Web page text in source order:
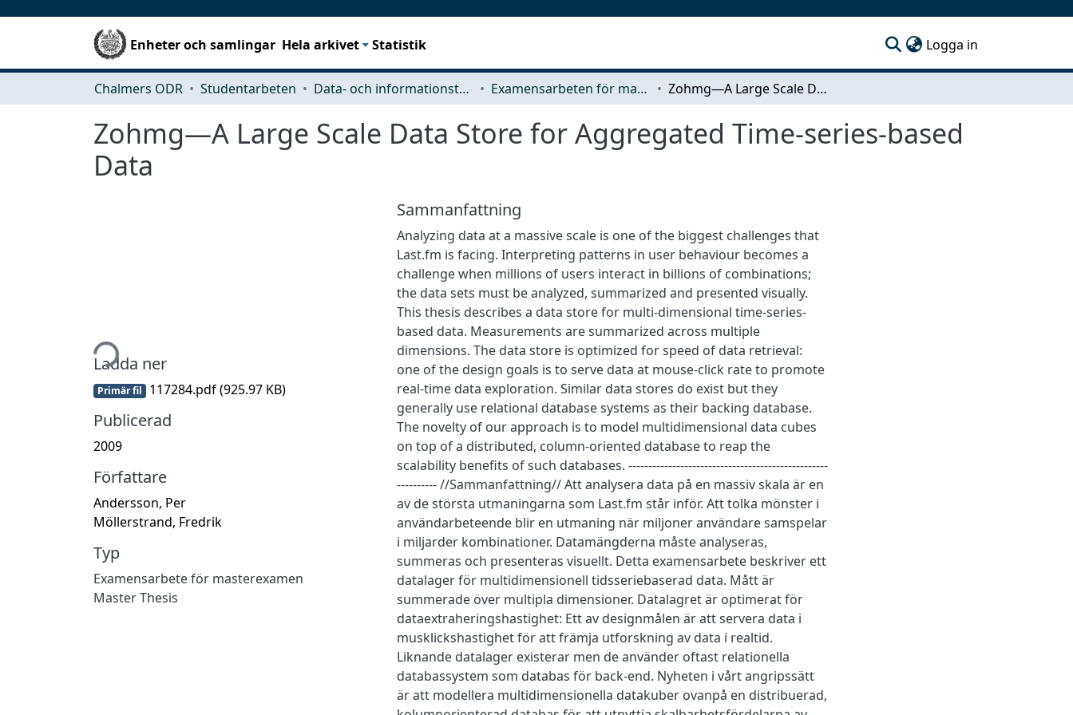
Enheter och samlingar Hela arkivet Statistik Logga in
Chalmers ODR Studentarbeten Data- och informationsteknik (CSE) Examensarbeten för masterexamen Zohmg—A Large Scale Data Store for Aggregated Time-series-based Data
Zohmg—A Large Scale Data Store for Aggregated Time-series-based
Data
Hämtar...
Ladda ner
Primär fil 117284.pdf(925.97 KB)
Publicerad
2009
Författare
Andersson, Per
Möllerstrand, Fredrik
Typ
Examensarbete för masterexamen
Master Thesis
Sammanfattning
Analyzing data at a massive scale is one of the biggest challenges that
Last.fm is facing. Interpreting patterns in user behaviour becomes a
challenge when millions of users interact in billions of combinations;
the data sets must be analyzed, summarized and presented visually.
This thesis describes a data store for multi-dimensional time-series-
based data. Measurements are summarized across multiple
dimensions. The data store is optimized for speed of data retrieval:
one of the design goals is to serve data at mouse-click rate to promote
real-time data exploration. Similar data stores do exist but they
generally use relational database systems as their backing database.
The novelty of our approach is to model multidimensional data cubes
on top of a distributed, column-oriented database to reap the
scalability benefits of such databases. --------------------------------------------------
---------- //Sammanfattning// Att analysera data på en massiv skala är en
av de största utmaningarna som Last.fm står inför. Att tolka mönster i
användarbeteende blir en utmaning när miljoner användare samspelar
i miljarder kombinationer. Datamängderna måste analyseras,
summeras och presenteras visuellt. Detta examensarbete beskriver ett
datalager för multidimensionell tidsseriebaserad data. Mått är
summerade över multipla dimensioner. Datalagret är optimerat för
dataextraheringshastighet: Ett av designmålen är att servera data i
musklickshastighet för att främja utforskning av data i realtid.
Liknande datalager existerar men de använder oftast relationella
databassystem som databas för back-end. Nyheten i vårt angripssätt
är att modellera multidimensionella datakuber ovanpå en distribuerad,